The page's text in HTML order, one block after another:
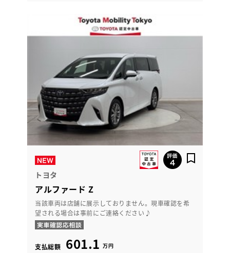
トヨタ
アルファード Z
当該車両は店舗に展示しておりません。現車確認を希
望される場合は事前にご連絡ください♪
支払総額 601.1 万円